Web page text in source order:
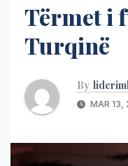
Tërmet i
Turqinë
By
MAR 13,